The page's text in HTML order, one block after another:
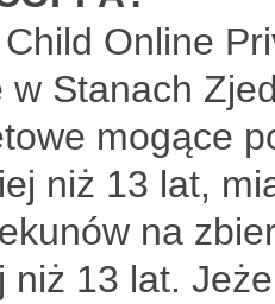
Online
w Stanach
mogące
niż 13 lat,
na
niż 13 lat.